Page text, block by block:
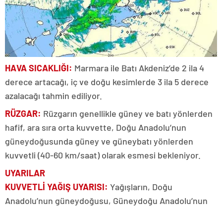
HAVA SICAKLIĞI: Marmara ile Batı Akdeniz’de 2 ila 4
derece artacağı, iç ve doğu kesimlerde 3 ila 5 derece
azalacağı tahmin ediliyor.
RÜZGAR: Rüzgarın genellikle güney ve batı yönlerden
hafif, ara sıra orta kuvvette, Doğu Anadolu’nun
güneydoğusunda güney ve güneybatı yönlerden
kuvvetli (40-60 km/saat) olarak esmesi bekleniyor.
UYARILAR
KUVVETLİ YAĞIŞ UYARISI: Yağışların, Doğu
Anadolu’nun güneydoğusu, Güneydoğu Anadolu’nun